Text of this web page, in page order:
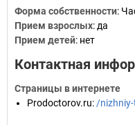
Форма собственности:
Прием взрослых: да
Прием детей: нет
Контактная
Страницы в интернете
Prodoctorov.ru: /